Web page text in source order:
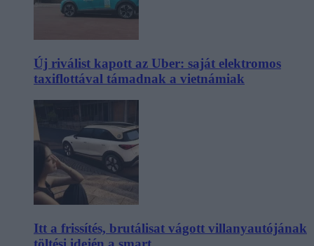
Új riválist kapott az Uber: saját elektromos
taxiflottával támadnak a vietnámiak
Itt a frissítés, brutálisat vágott villanyautójának